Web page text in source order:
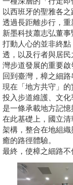
活動花絮
影音專區
以西班牙的聖雅各
透過長距離步行，重
新墨科技蕭志弘董
打動人心的並非終
透，以及行者與居
灣步道發展的重要啟
回到臺灣，樟之細
現在「地方共守」
投入步道維護、文
是一條承載地方記憶
在此基礎上，國立
架構，整合在地組
癒的路徑體驗。
最終，使樟之細路不